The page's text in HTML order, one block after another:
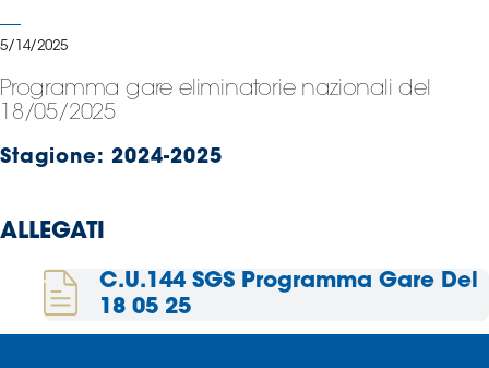
Serie
Femminile
Museo
Calcio
I
delle
nazionali
Assicurazione
5/14/2025
Programma gare eliminatorie nazionali del
18/05/2025
Stagione: 2024-2025
ALLEGATI
C.U.144 SGS Programma Gare Del
18 05 25